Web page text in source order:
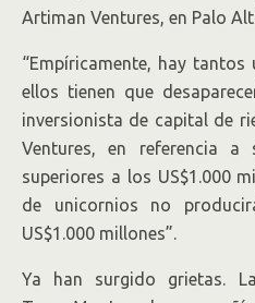
Artiman Ventures, en Palo
“Empíricamente, hay
ellos tienen que
inversionista de capital de
Ventures, en referencia a
superiores a los US$1.000
de unicornios no
US$1.000 millones”.
Ya han surgido grietas.